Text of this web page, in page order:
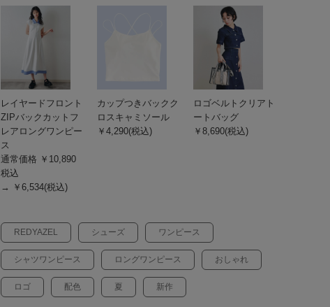
REDYAZEL シューズ ワンピース
シャツワンピース ロングワンピース おしゃれ
ロゴ 配色 夏 新作
レイヤードフロント
ZIPバックカットフ
レアロングワンピー
ス
通常価格 ￥10,890
税込
→ ￥6,534(税込)
カップつきバックク
ロスキャミソール
￥4,290(税込)
ロゴベルトクリアト
ートバッグ
￥8,690(税込)